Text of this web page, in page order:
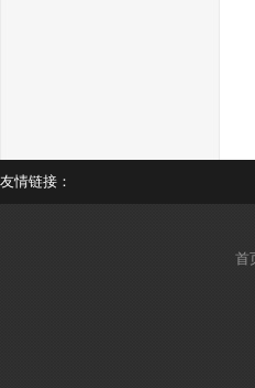
友情链接：
首